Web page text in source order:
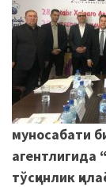
муносабати
агентлигида
тўсқинлик